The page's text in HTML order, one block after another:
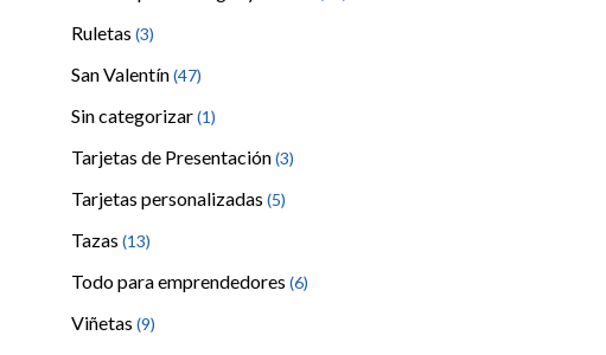
Ruletas (3)
San Valentín(47)
Sin categorizar(1)
Tarjetas de Presentación(3)
Tarjetas personalizadas (5)
Tazas (13)
Todo para emprendedores (6)
Viñetas (9)